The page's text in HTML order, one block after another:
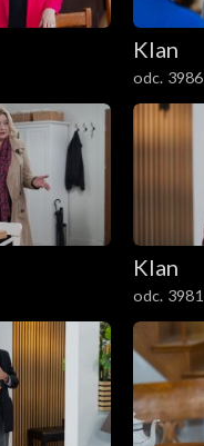
Klan
odc. 3986
Klan
odc. 3981